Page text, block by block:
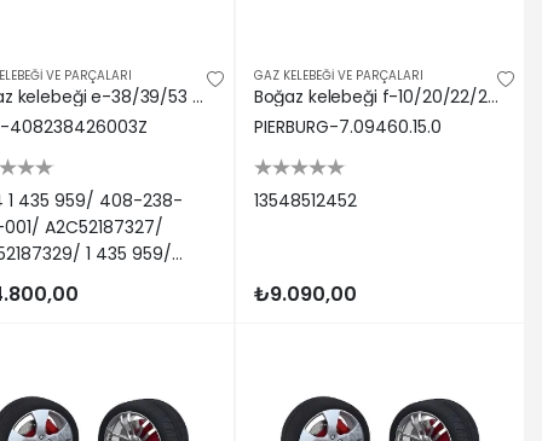
VE PARÇALARI
Boğaz kelebeği e-38/39/53 m-62 Vdo 13541435959
408238426003Z
1 435 959/ 408-238-
A2C52187327/
1 435 959/
V20-81-0005/
GAZ KELEBEĞİ VE PARÇALARI
Boğaz kelebeği f-10/20/22/25/30/36/45 g-30/60 b-37/47 Pıerburg 13548512452
PIERBURG-7.09460.15.0
13548512452
₺9.090,00